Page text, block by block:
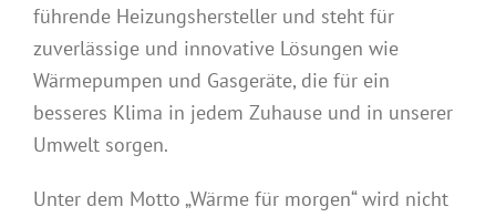
führende Heizungshersteller und steht für
zuverlässige und innovative Lösungen wie
Wärmepumpen und Gasgeräte, die für ein
besseres Klima in jedem Zuhause und in unserer
Umwelt sorgen.
Unter dem Motto „Wärme für morgen“ wird nicht